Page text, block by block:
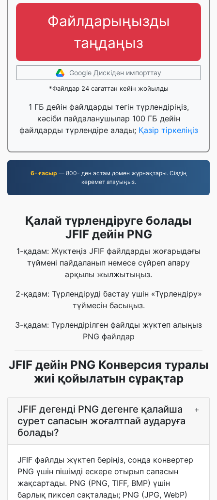
Файлдарыңызды
таңдаңыз
Google Дискіден импорттау
*Файлдар 24 сағаттан кейін жойылды
1 ГБ дейін файлдарды тегін түрлендіріңіз,
кәсіби пайдаланушылар 100 ГБ дейін
файлдарды түрлендіре алады; Қазір тіркеліңіз
6- ғасыр — 800- ден астам домен жұрнақтары. Сіздің
керемет атауыңыз.
Қалай түрлендіруге болады
JFIF дейін PNG
1-қадам: Жүктеңіз JFIF файлдарды жоғарыдағы
түймені пайдаланып немесе сүйреп апару
арқылы жылжытыңыз.
2-қадам: Түрлендіруді бастау үшін «Түрлендіру»
түймесін басыңыз.
3-қадам: Түрлендірілген файлды жүктеп алыңыз
PNG файлдар
JFIF дейін PNG Конверсия туралы
жиі қойылатын сұрақтар
JFIF дегенді PNG дегенге қалайша
сурет сапасын жоғалтпай аударуға
болады?
+
JFIF файлды жүктеп беріңіз, сонда конвертер
PNG үшін пішімді ескере отырып сапасын
жақсартады. PNG (PNG, TIFF, BMP) үшін
барлық пиксел сақталады; PNG (JPG, WebP)